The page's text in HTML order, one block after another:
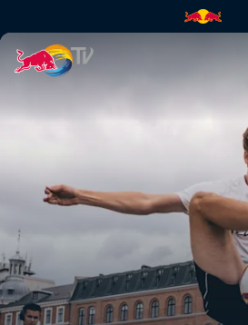
Final Mundial